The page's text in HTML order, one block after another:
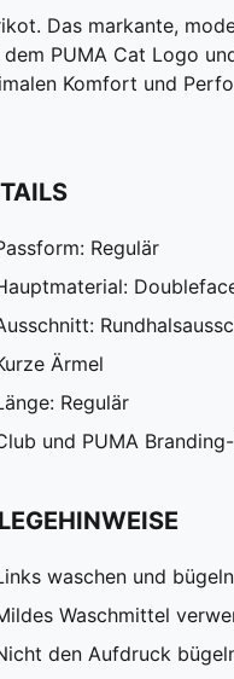
Das markante,
PUMA Cat Logo
Komfort und
Regulär
Ärmel
Regulär
und PUMA
waschen und bügeln
Waschmittel
den Aufdruck